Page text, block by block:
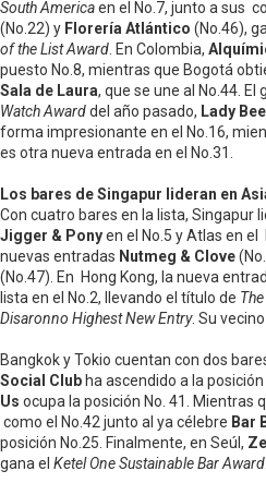
South Americaen el No.7, junto a sus
(No.22) y Florería Atlántico (No.46),
of the List Award . En Colombia,
puesto No.8, mientras que Bogotá
Sala de Laura, que se une al No.44. El
Watch Awarddel año pasado, Lady Bee
forma impresionante en el No.16,
es otra nueva entrada en el No.31.
Los bares de Singapur lideran en
Con cuatro bares en la lista, Singapur
Jigger & Ponyen el No.5 y Atlas en
nuevas entradas Nutmeg & Clove
(No.47). En Hong Kong, la nueva
lista en el No.2, llevando el título de
Disaronno Highest New Entry. Su
Bangkok y Tokio cuentan con dos
Social Club ha ascendido a la
Us ocupa la posición No. 41. Mientras
como el No.42 junto al ya célebre Bar
posición No.25. Finalmente, en Seúl,
gana el Ketel One Sustainable Bar Award